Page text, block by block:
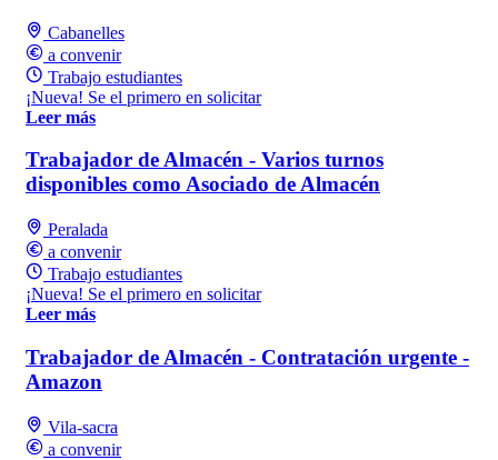
Cabanelles
a convenir
Trabajo estudiantes
¡Nueva! Se el primero en solicitar
Leer más
Trabajador de Almacén - Varios turnos
disponibles como Asociado de Almacén
Peralada
a convenir
Trabajo estudiantes
¡Nueva! Se el primero en solicitar
Leer más
Trabajador de Almacén - Contratación urgente -
Amazon
Vila-sacra
a convenir